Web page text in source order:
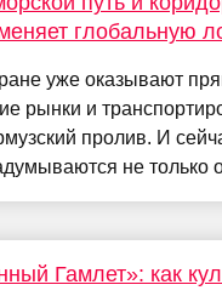
глобальную
уже оказывают
рынки и
пролив. И
не только
Гамлет»: как